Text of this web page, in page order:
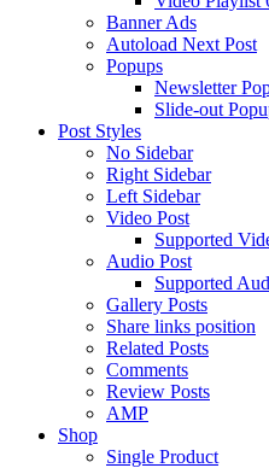
Banner Ads
Autoload Next Post
Popups
Newsletter
Slide-out
Post Styles
No Sidebar
Right Sidebar
Left Sidebar
Video Post
Supported
Audio Post
Supported
Gallery Posts
Share links position
Related Posts
Comments
Review Posts
AMP
Shop
Single Product